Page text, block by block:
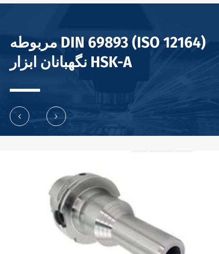
مربوطه DIN 69893 (ISO 12164)
نگهبانان ابزار HSK-A